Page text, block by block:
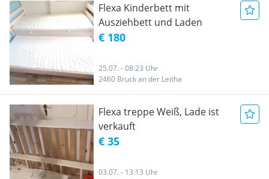
Flexa Kinderbett mit
Ausziehbett und Laden
€ 180
25.07. - 08:23 Uhr
2460 Bruck an der Leitha
Flexa treppe Weiß, Lade ist
verkauft
€ 35
03.07. - 13:13 Uhr